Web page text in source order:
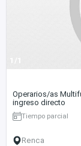
1/1
Operarios/as
ingreso directo
Tiempo parcial
Renca